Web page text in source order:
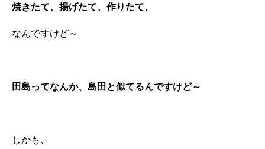
焼きたて、揚げたて、作りたて、
なんですけど～
田島ってなんか、島田と似てるんですけど～
しかも、